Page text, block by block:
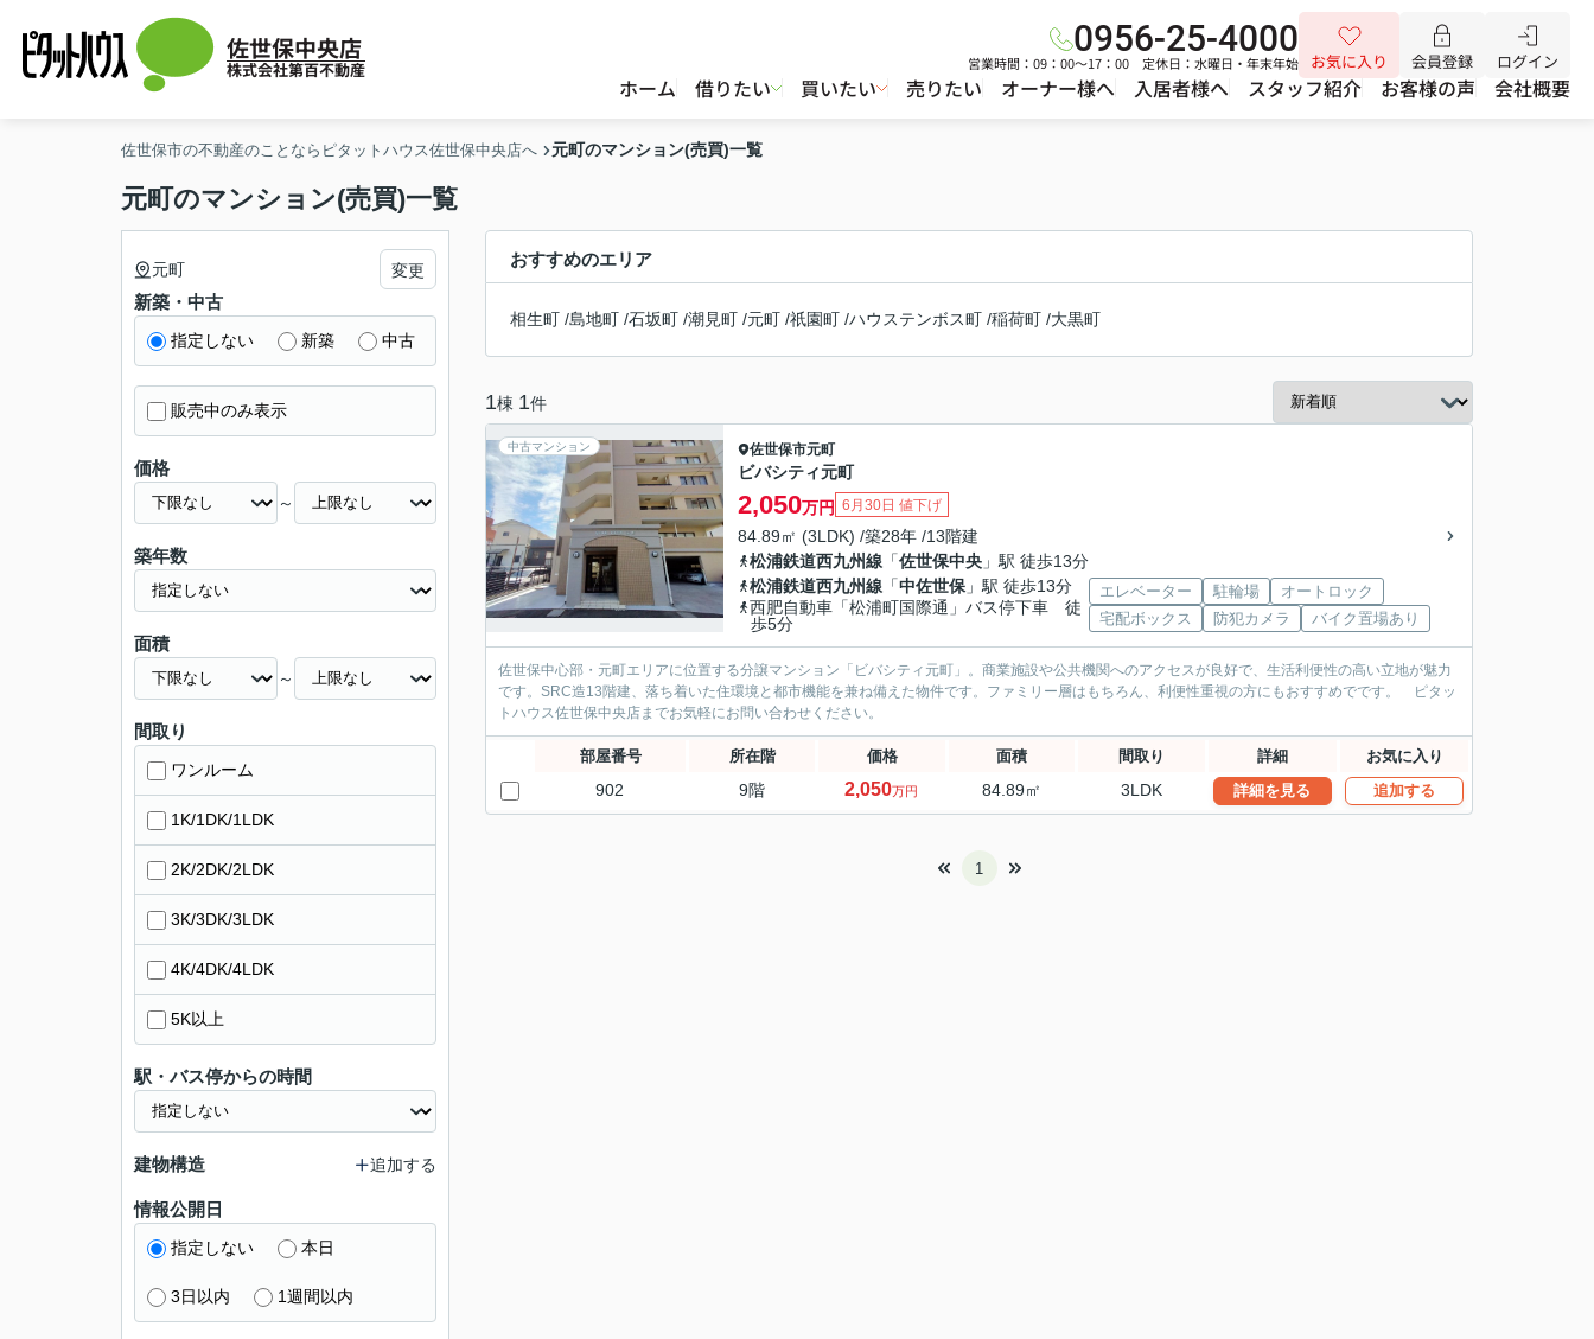
佐世保中央店
株式会社第百不動産
0956-25-4000
営業時間：09：00～17：00 定休日：水曜日・年末年始 お気に入り 会員登録 ログイン
ホーム 借りたい 買いたい 売りたい オーナー様へ 入居者様へ スタッフ紹介 お客様の声 会社概要
佐世保市の不動産のことならピタットハウス佐世保中央店へ 元町のマンション(売買)一覧
元町のマンション(売買)一覧
おすすめのエリア
相生町 /島地町 /石坂町 /潮見町 /元町 /祇園町 /ハウステンボス町 /稲荷町 /大黒町
1棟 1件
中古マンション 佐世保市元町
ビバシティ元町
2,050万円 6月30日 値下げ
84.89㎡ (3LDK) /築28年 /13階建
松浦鉄道西九州線 「佐世保中央 」駅 徒歩13分
松浦鉄道西九州線 「中佐世保 」駅 徒歩13分
西肥自動車「松浦町国際通」バス停下車 徒
歩5分
エレベーター 駐輪場
オートロック
宅配ボックス
防犯カメラ バイク置場あり
佐世保中心部・元町エリアに位置する分譲マンション「ビバシティ元町」。商業施設や公共機関へのアクセスが良好で、生活利便性の高い立地が魅力
です。SRC造13階建、落ち着いた住環境と都市機能を兼ね備えた物件です。ファミリー層はもちろん、利便性重視の方にもおすすめでです。 ピタッ
トハウス佐世保中央店までお気軽にお問い合わせください。
部屋番号 所在階 価格 面積 間取り 詳細 お気に入り
902 9階 2,050万円 84.89㎡ 3LDK 詳細を見る 追加する
1
元町 変更
新築・中古
指定しない 新築 中古
販売中のみ表示
価格
～
築年数
面積
～
間取り
ワンルーム
1K/1DK/1LDK
2K/2DK/2LDK
3K/3DK/3LDK
4K/4DK/4LDK
5K以上
駅・バス停からの時間
建物構造 追加する
情報公開日
指定しない 本日
3日以内 1週間以内